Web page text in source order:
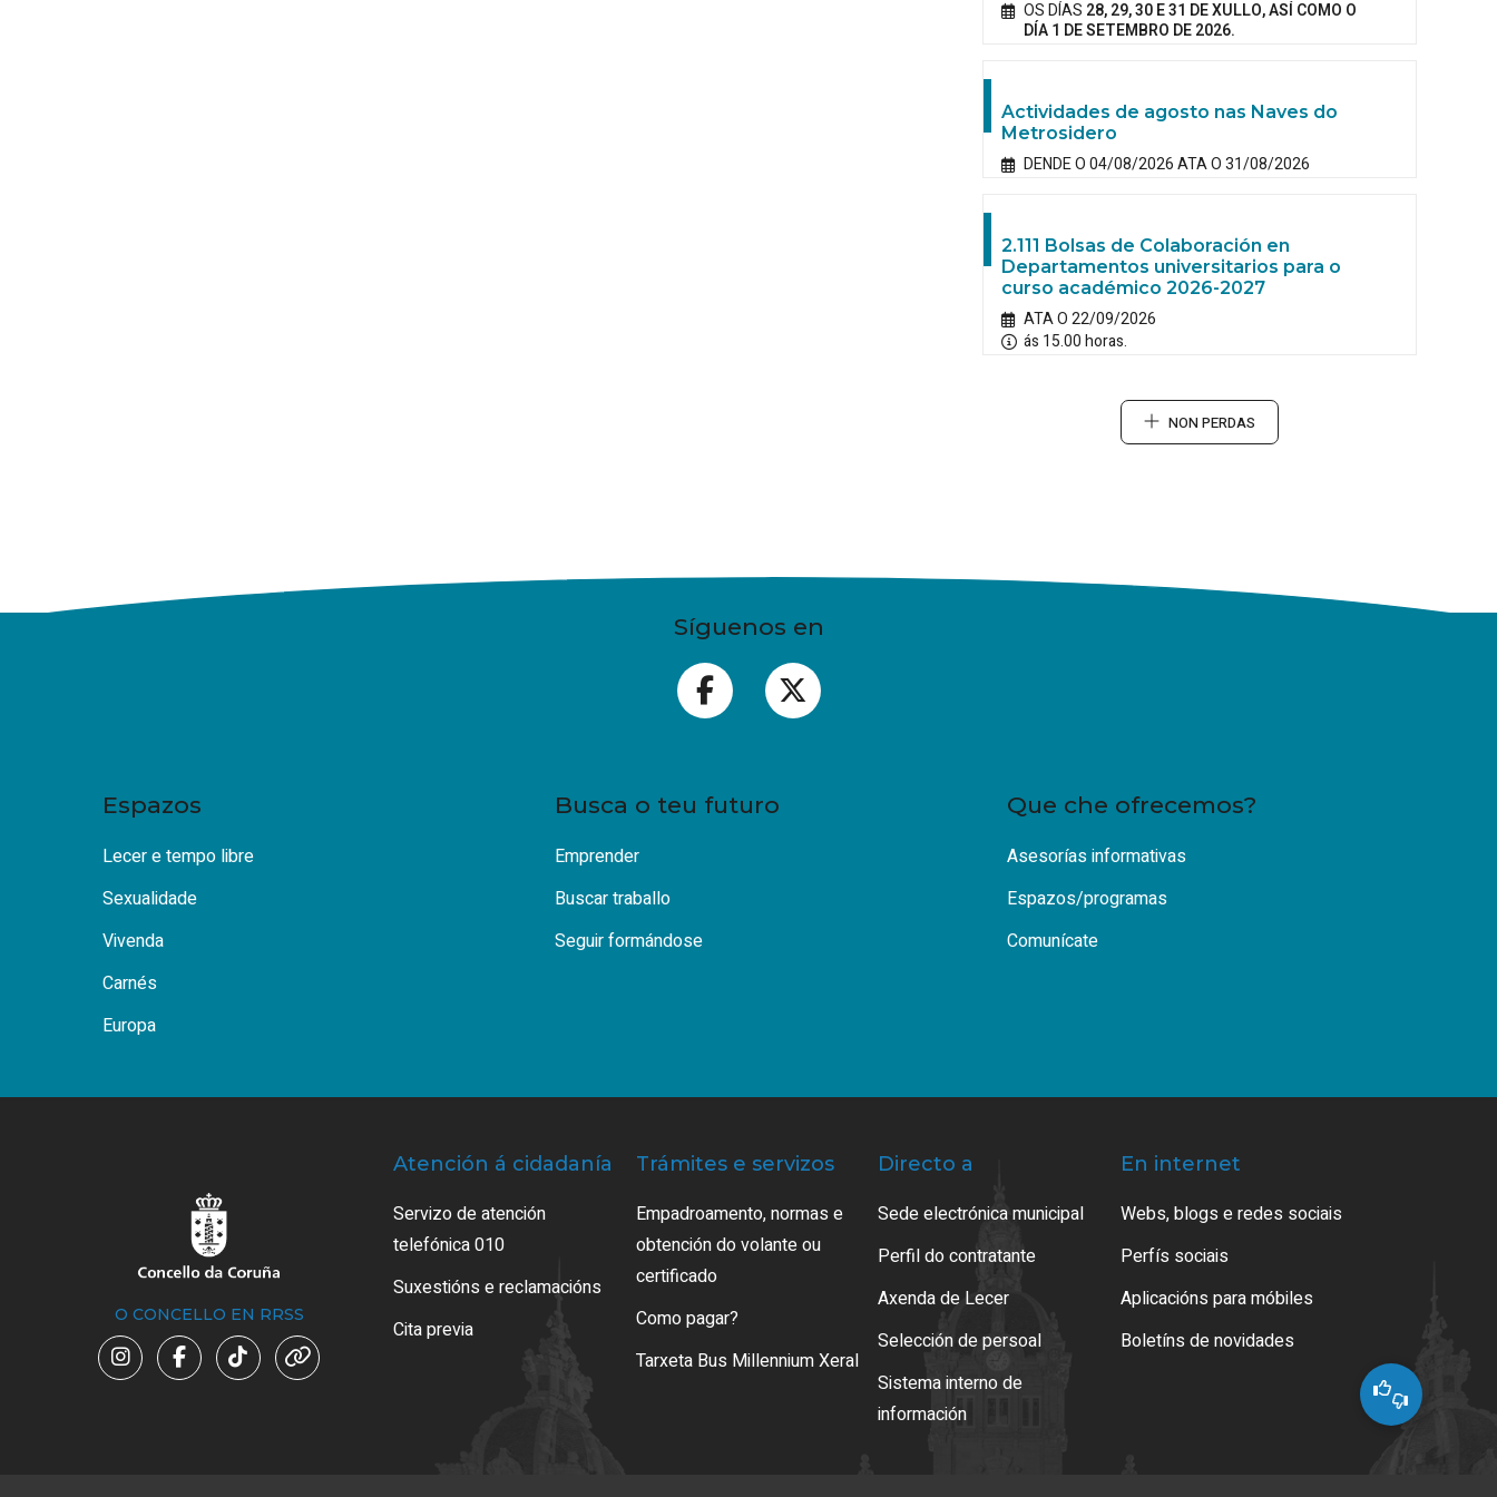
OS DÍAS 28, 29, 30 E 31 DE XULLO, ASÍ COMO O
DÍA 1 DE SETEMBRO DE 2026.
Actividades de agosto nas Naves do
Metrosidero
DENDE O 04/08/2026 ATA O 31/08/2026
2.111 Bolsas de Colaboración en
Departamentos universitarios para o
curso académico 2026-2027
ATA O 22/09/2026
ás 15.00 horas.
NON PERDAS
Síguenos en
Espazos
Lecer e tempo libre
Sexualidade
Vivenda
Carnés
Europa
Busca o teu futuro
Emprender
Buscar traballo
Seguir formándose
Que che ofrecemos?
Asesorías informativas
Espazos/programas
Comunícate
O CONCELLO EN RRSS
Atención á cidadanía
Servizo de atención
telefónica 010
Suxestións e reclamacións
Cita previa
Trámites e servizos
Empadroamento, normas e
obtención do volante ou
certificado
Como pagar?
Tarxeta Bus Millennium Xeral
Directo a
Sede electrónica municipal
Perfil do contratante
Axenda de Lecer
Selección de persoal
Sistema interno de
información
En internet
Webs, blogs e redes sociais
Perfís sociais
Aplicacións para móbiles
Boletíns de novidades